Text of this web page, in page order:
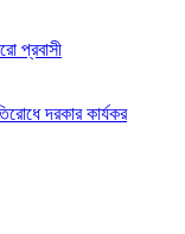
প্রবাসী
দরকার কার্যকর